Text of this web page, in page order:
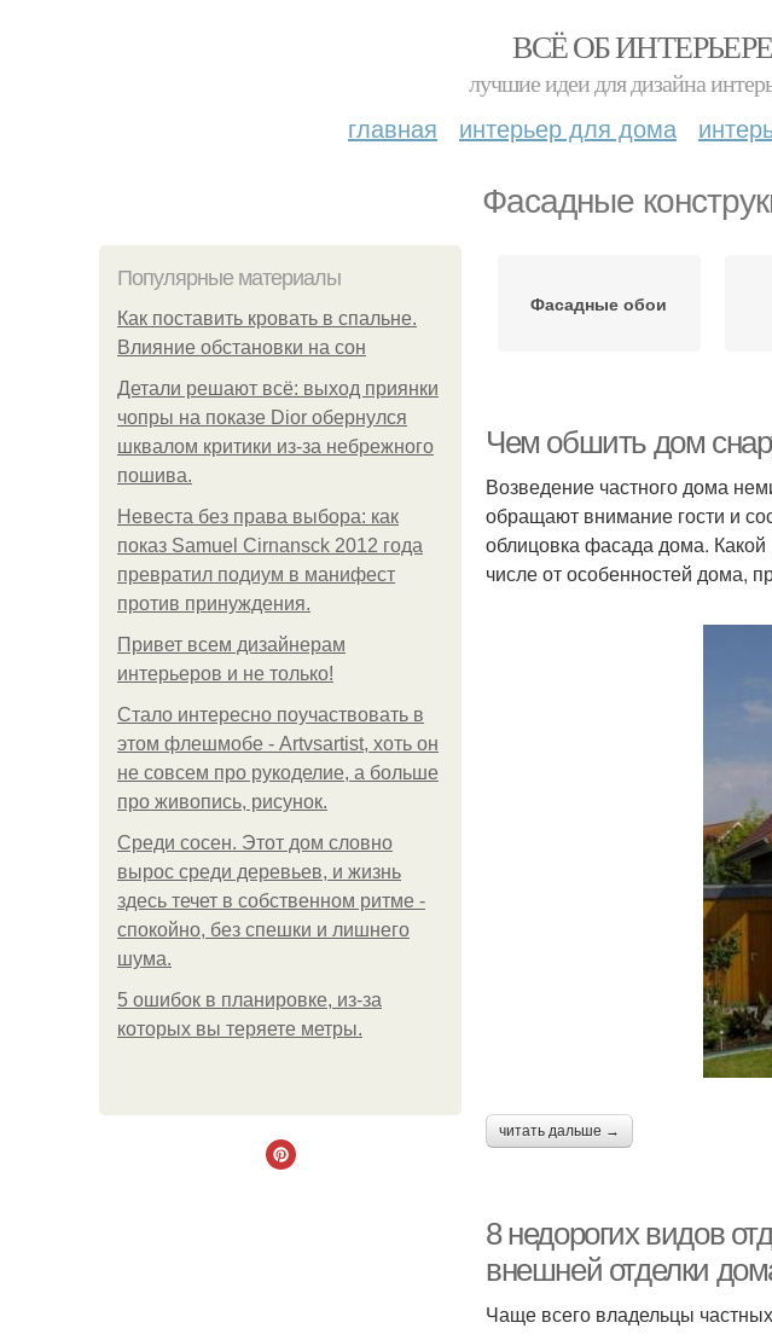
ВСЁ ОБ
лучшие идеи для дизайна
главная интерьер для дома
Фасадные
Популярные материалы
Как поставить кровать в спальне.
Влияние обстановки на сон
Детали решают всё: выход приянки
чопры на показе Dior обернулся
шквалом критики из-за небрежного
пошива.
Невеста без права выбора: как
показ Samuel Cirnansck 2012 года
превратил подиум в манифест
против принуждения.
Привет всем дизайнерам
интерьеров и не только!
Стало интересно поучаствовать в
этом флешмобе - Artvsartist, хоть он
не совсем про рукоделие, а больше
про живопись, рисунок.
Среди сосен. Этот дом словно
вырос среди деревьев, и жизнь
здесь течет в собственном ритме -
спокойно, без спешки и лишнего
шума.
5 ошибок в планировке, из-за
которых вы теряете метры.
Фасадные обои
Чем обшить дом
Возведение частного дома
обращают внимание гости и
облицовка фасада дома.
числе от особенностей дома,
читать дальше →
8 недорогих видов
внешней отделки
Чаще всего владельцы